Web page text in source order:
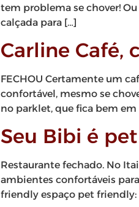
tem problema se chover!
calçada para […]
Carline Café,
FECHOU Certamente um
confortável, mesmo se
no parklet, que fica bem
Seu Bibi é
Restaurante fechado. No
ambientes confortáveis
friendly espaço pet friendly: